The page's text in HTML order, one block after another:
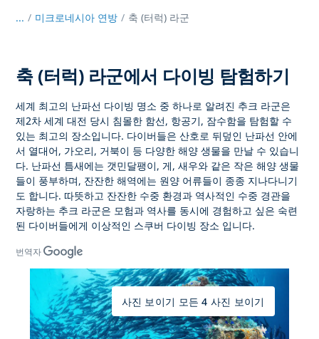
... / 미크로네시아 연방 축 (터럭) 라군
축 (터럭) 라군에서 다이빙 탐험하기
세계 최고의 난파선 다이빙 명소 중 하나로 알려진 추크 라군은
제2차 세계 대전 당시 침몰한 함선, 항공기, 잠수함을 탐험할 수
있는 최고의 장소입니다. 다이버들은 산호로 뒤덮인 난파선 안에
서 열대어, 가오리, 거북이 등 다양한 해양 생물을 만날 수 있습니
다. 난파선 틈새에는 갯민달팽이, 게, 새우와 같은 작은 해양 생물
들이 풍부하며, 잔잔한 해역에는 원양 어류들이 종종 지나다니기
도 합니다. 따뜻하고 잔잔한 수중 환경과 역사적인 수중 경관을
자랑하는 추크 라군은 모험과 역사를 동시에 경험하고 싶은 숙련
된 다이버들에게 이상적인 스쿠버 다이빙 장소 입니다.
번역자
사진 보이기 모든 4 사진 보이기